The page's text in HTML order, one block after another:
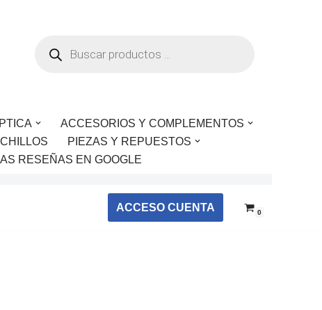
ACCESORIOS Y COMPLEMENTOS
PIEZAS Y REPUESTOS
RESEÑAS EN GOOGLE
ACCESO CUENTA 0